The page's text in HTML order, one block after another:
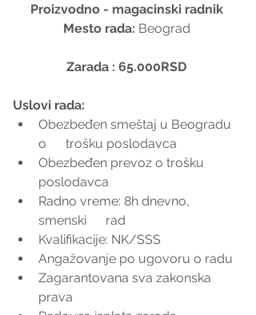
Proizvodno - magacinski radnik
Mesto rada: Beograd
Zarada : 65.000RSD
Uslovi rada:
Obezbeđen smeštaj u Beogradu
o      trošku poslodavca
Obezbeđen prevoz o trošku
poslodavca
Radno vreme: 8h dnevno,
smenski      rad
Kvalifikacije: NK/SSS
Angažovanje po ugovoru o radu
Zagarantovana sva zakonska
prava